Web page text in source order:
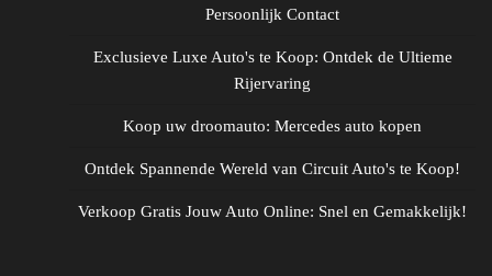
Persoonlijk Contact
Exclusieve Luxe Auto's te Koop: Ontdek de Ultieme
Rijervaring
Koop uw droomauto: Mercedes auto kopen
Ontdek Spannende Wereld van Circuit Auto's te Koop!
Verkoop Gratis Jouw Auto Online: Snel en Gemakkelijk!